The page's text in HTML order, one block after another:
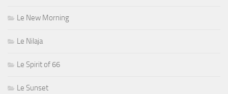
Le New Morning
Le Nilaja
Le Spirit of 66
Le Sunset